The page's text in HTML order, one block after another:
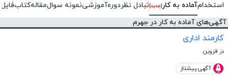
استخدامآماده به کار [جدید]تبادل‌ نظردوره‌آموزشینمونه سوالمقالهکتاب
آگهی‌های آماده به کار در جهرم
کارمند اداری
در قزوین
آگهی پیشتاز